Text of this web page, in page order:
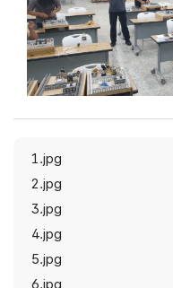
1.jpg
2.jpg
3.jpg
4.jpg
5.jpg